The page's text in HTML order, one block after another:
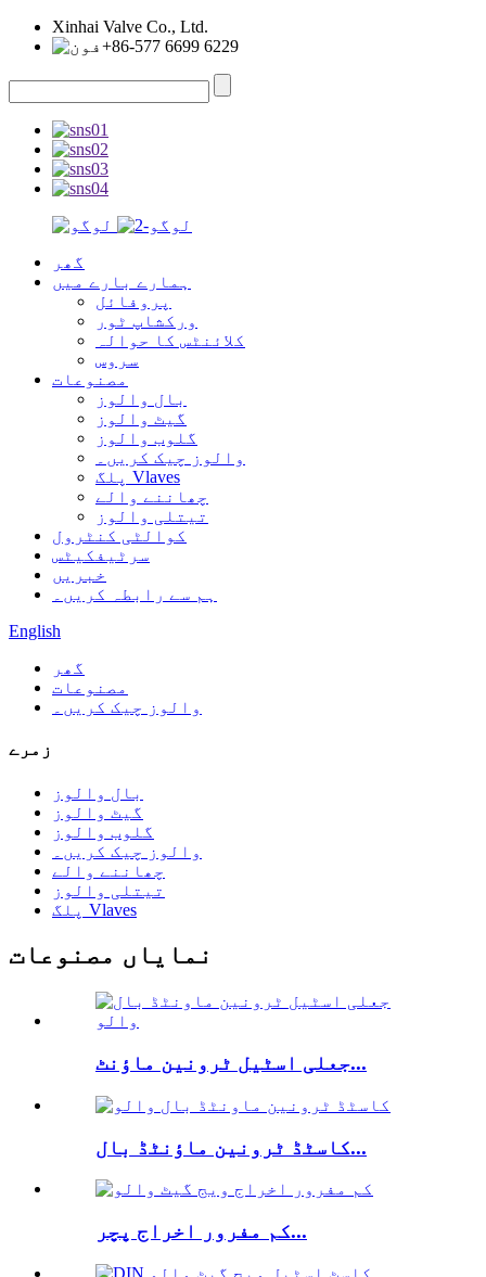
Xinhai Valve Co., Ltd.
+86-577 6699 6229
گھر
ہمارے بارے میں
پروفائل
ورکشاپ ٹور
کلائنٹس کا حوالہ
سروس
مصنوعات
بال والوز
گیٹ والوز
گلوب والوز
والوز چیک کریں۔
پلگ Vlaves
چھاننے والے
تیتلی والوز
کوالٹی کنٹرول
سرٹیفکیٹس
خبریں
ہم سے رابطہ کریں۔
English
گھر
مصنوعات
والوز چیک کریں۔
زمرے
بال والوز
گیٹ والوز
گلوب والوز
والوز چیک کریں۔
چھاننے والے
تیتلی والوز
پلگ Vlaves
نمایاں مصنوعات
جعلی اسٹیل ٹرونین ماؤنٹ...
کاسٹڈ ٹرونین ماؤنٹڈ بال...
کم مفرور اخراج پچر...